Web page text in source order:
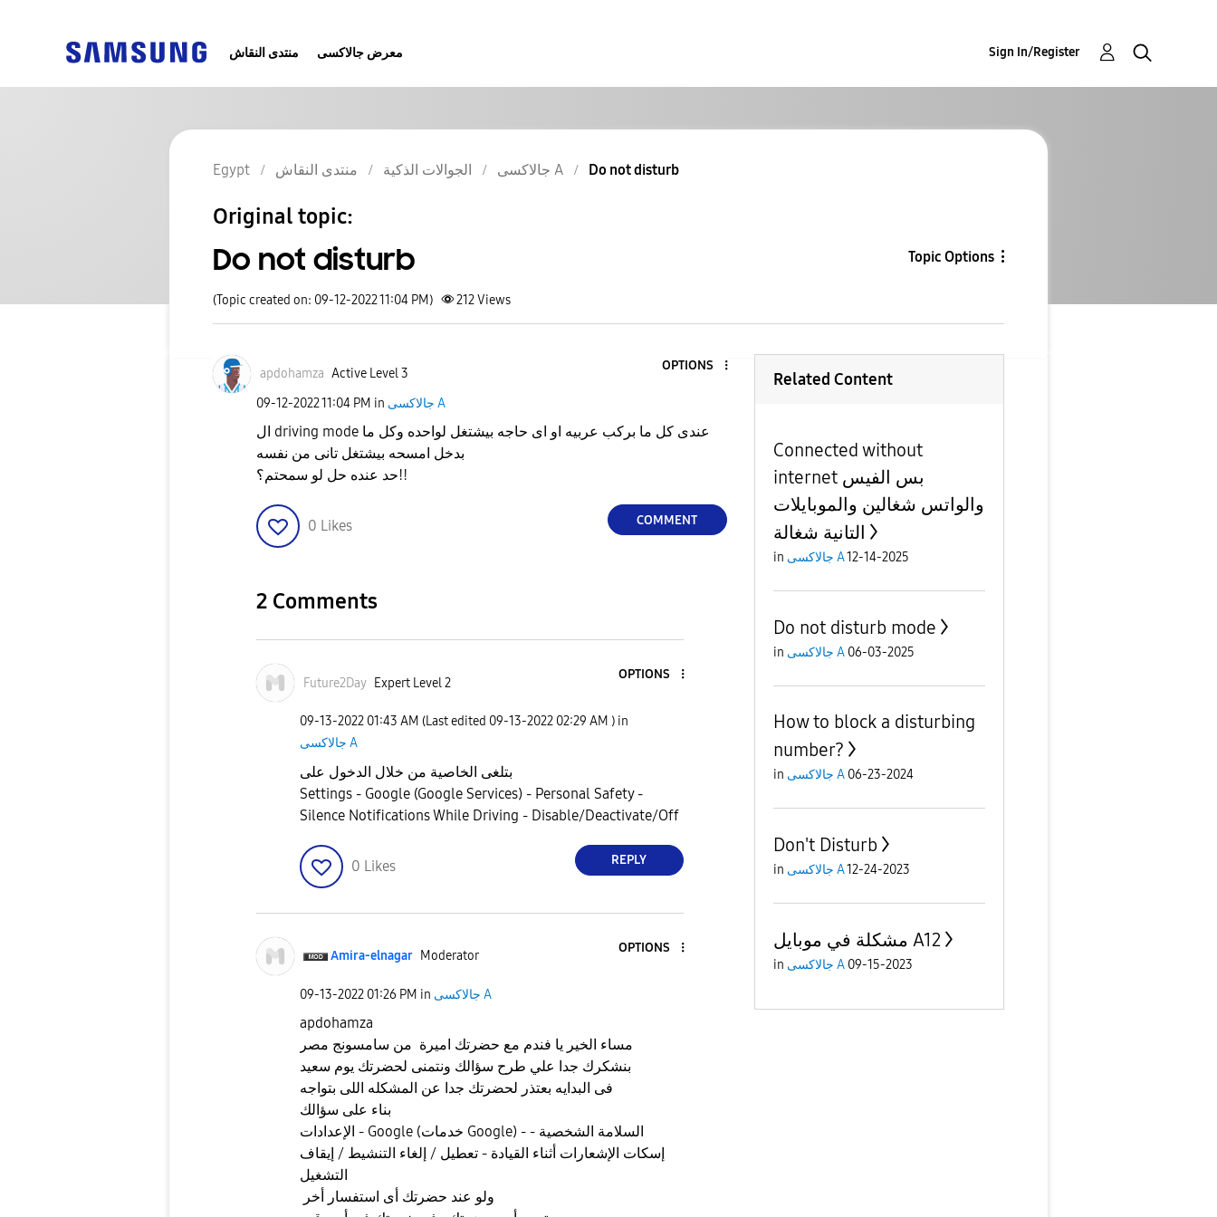
منتدى النقاش معرض جالاكسى Sign In/Register
Egypt منتدى النقاش الجوالات الذكية جالاكسى A Do not disturb
Original topic:
Do not disturb Topic Options
(Topic created on: 09-12-2022 11:04 PM) 212Views
apdohamza Active Level 3
OPTIONS
‎09-12-202211:04 PM in جالاكسى A
ال driving mode عندى كل ما بركب عربيه او اى حاجه بيشتغل لواحده وكل ما
حد عنده حل لو سمحتم؟!!
0 Likes COMMENT
2 Comments
Future2Day Expert Level 2
OPTIONS
‎09-13-2022 01:43 AM (Last edited ‎09-13-2022 02:29 AM ) in
جالاكسى A
بتلغى الخاصية من خلال الدخول على
Settings - Google (Google Services) - Personal Safety -
Silence Notifications While Driving - Disable/Deactivate/Off
0 Likes REPLY
Amira-elnagar Moderator
OPTIONS
‎09-13-2022 01:26 PM in جالاكسى A
apdohamza
مساء الخير يا فندم مع حضرتك اميرة من سامسونج مصر
بنشكرك جدا علي طرح سؤالك ونتمنى لحضرتك يوم سعيد
فى البدايه بعتذر لحضرتك جدا عن المشكله اللى بتواجه
الإعدادات - Google (خدمات Google) - السلامة الشخصية -
إسكات الإشعارات أثناء القيادة - تعطيل / إلغاء التنشيط / إيقاف
التشغيل
ولو عند حضرتك أى استفسار أخر
Related Content
Connected without
internet بس الفيس
والواتس شغالين والموبايلات
التانية شغالة
in جالاكسى A12-14-2025
Do not disturb mode
in جالاكسى A 06-03-2025
How to block a disturbing
number?
in جالاكسى A 06-23-2024
Don't Disturb
in جالاكسى A12-24-2023
مشكلة في موبايل A12
in جالاكسى A 09-15-2023